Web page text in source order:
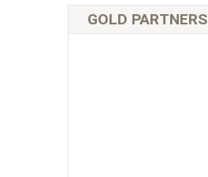
GOLD PARTNERS